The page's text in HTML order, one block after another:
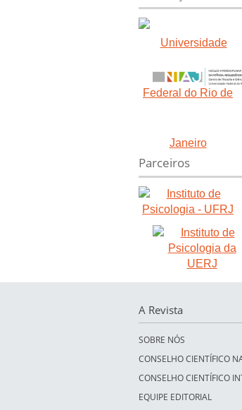
Parceiros
A Revista
SOBRE NÓS
CONSELHO CIENTÍFICO
CONSELHO CIENTÍFICO
EQUIPE EDITORIAL